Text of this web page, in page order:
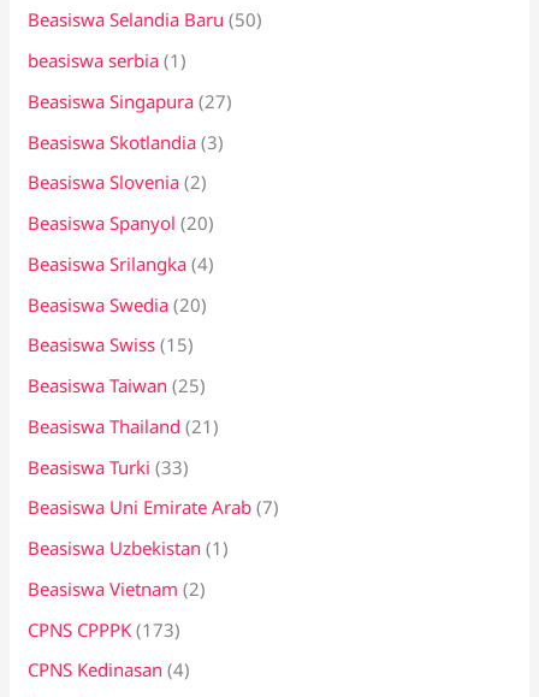
Beasiswa Selandia Baru (50)
beasiswa serbia (1)
Beasiswa Singapura (27)
Beasiswa Skotlandia (3)
Beasiswa Slovenia (2)
Beasiswa Spanyol (20)
Beasiswa Srilangka (4)
Beasiswa Swedia (20)
Beasiswa Swiss (15)
Beasiswa Taiwan (25)
Beasiswa Thailand (21)
Beasiswa Turki (33)
Beasiswa Uni Emirate Arab (7)
Beasiswa Uzbekistan (1)
Beasiswa Vietnam (2)
CPNS CPPPK (173)
CPNS Kedinasan (4)